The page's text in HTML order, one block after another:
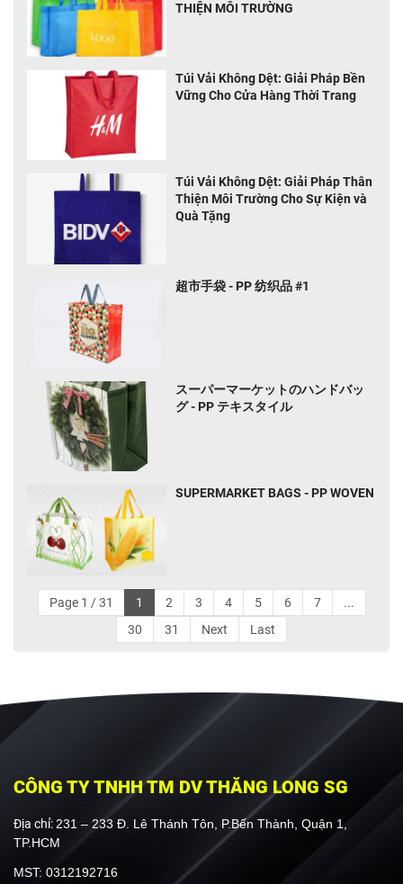
THIỆN MÔI TRƯỜNG
Túi Vải Không Dệt: Giải Pháp Bền
Vững Cho Cửa Hàng Thời Trang
Túi Vải Không Dệt: Giải Pháp Thân
Thiện Môi Trường Cho Sự Kiện và
Quà Tặng
超市手袋 - PP 纺织品 #1
スーパーマーケットのハンドバッ
グ - PP テキスタイル
SUPERMARKET BAGS - PP WOVEN
Page 1 / 31 1 2 3 4 5 6 7
...
30
31 Next Last
CÔNG TY TNHH TM DV THĂNG LONG SG
Địa chỉ: 231 – 233 Đ. Lê Thánh Tôn, P.Bến Thành, Quận 1,
TP.HCM
MST: 0312192716